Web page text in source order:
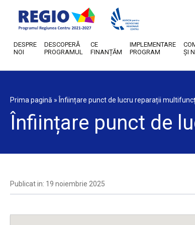
DESPRE
NOI
DESCOPERĂ
PROGRAMUL
CE
FINANȚĂM
IMPLEMENTARE
PROGRAM
ȘI
Prima pagină » Înființare punct de lucru reparații
Înființare punct de
Publicat in: 19 noiembrie 2025